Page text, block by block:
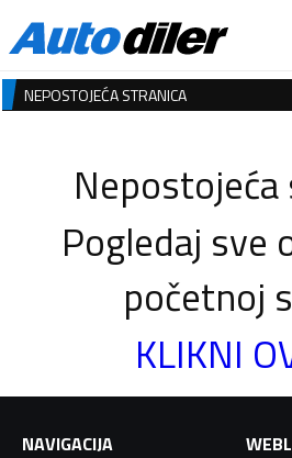
NEPOSTOJEĆA STRANICA
Pogledaj sve
početnoj
KLIKNI
NAVIGACIJA